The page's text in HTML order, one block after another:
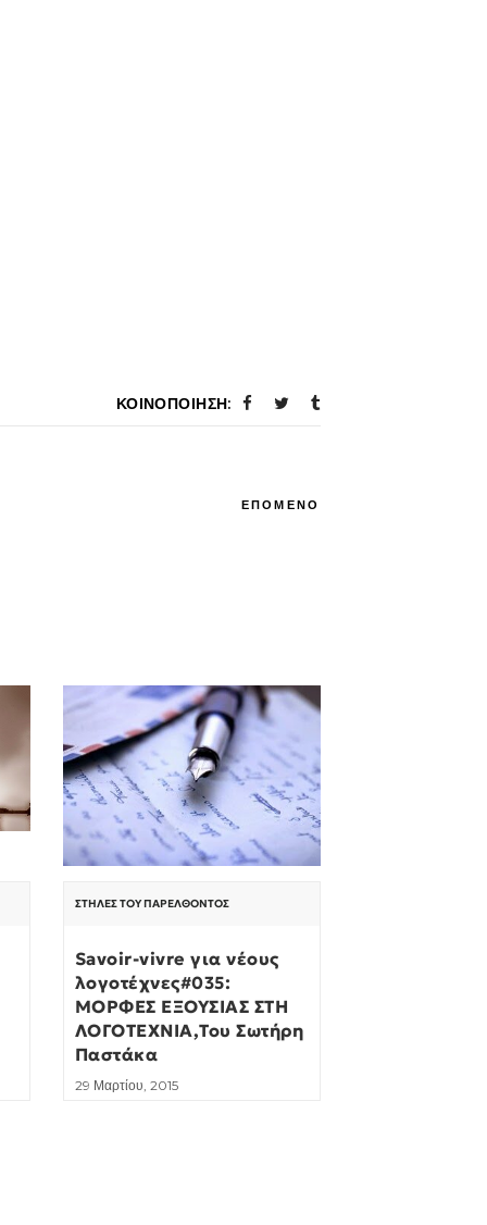
ΚΟΙΝΟΠΟΊΗΣΗ:
ΕΠΟΜΕΝΟ
ΣΤΉΛΕΣ ΤΟΥ ΠΑΡΕΛΘΌΝΤΟΣ
Savoir-vivre για νέους
λογοτέχνες#035:
ΜΟΡΦΕΣ ΕΞΟΥΣΙΑΣ ΣΤΗ
ΛΟΓΟΤΕΧΝΙΑ,Του Σωτήρη
Παστάκα
29 Μαρτίου, 2015